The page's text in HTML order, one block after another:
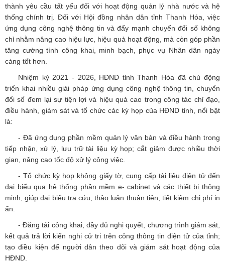
thành yêu cầu tất yếu đối với hoạt động quản lý nhà nước và hệ
thống chính trị. Đối với Hội đồng nhân dân tỉnh Thanh Hóa, việc
ứng dụng công nghệ thông tin và đẩy mạnh chuyển đổi số không
chỉ nhằm nâng cao hiệu lực, hiệu quả hoạt động, mà còn góp phần
tăng cường tính công khai, minh bạch, phục vụ Nhân dân ngày
càng tốt hơn.
Nhiệm kỳ 2021 - 2026, HĐND tỉnh Thanh Hóa đã chủ động
triển khai nhiều giải pháp ứng dụng công nghệ thông tin, chuyển
đổi số đem lại sự tiện lợi và hiệu quả cao trong công tác chỉ đạo,
điều hành, giám sát và tổ chức các kỳ họp của HĐND tỉnh, nổi bật
là:
- Đã ứng dụng phần mềm quản lý văn bản và điều hành trong
tiếp nhận, xử lý, lưu trữ tài liệu kỳ họp; cắt giảm được nhiều thời
gian, nâng cao tốc độ xử lý công việc.
- Tổ chức kỳ họp không giấy tờ, cung cấp tài liệu điện tử đến
đại biểu qua hệ thống phần mềm e- cabinet và các thiết bị thông
minh, giúp đại biểu tra cứu, thảo luận thuận tiện, tiết kiệm chi phí in
ấn.
- Đăng tải công khai, đầy đủ nghị quyết, chương trình giám sát,
kết quả trả lời kiến nghị cử tri trên công thông tin điện tử của tỉnh;
tạo điều kiện để người dân theo dõi và giám sát hoạt động của
HĐND.